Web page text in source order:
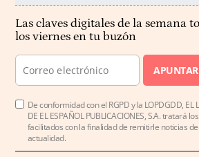
Las claves digitales de la semana
los viernes en tu buzón
De conformidad con el RGPD y la LOPDGDD, EL
DE EL ESPAÑOL PUBLICACIONES, S.A. tratará
facilitados con la finalidad de remitirle noticias de
actualidad.